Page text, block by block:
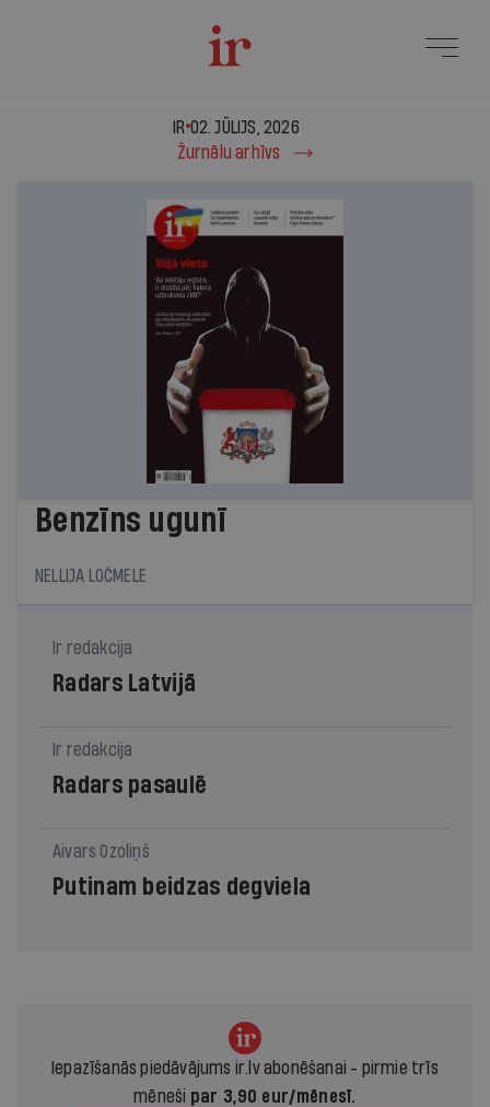
IR - 02. jūlijs, 2026
IR 02. JŪLIJS, 2026
Žurnālu arhīvs
Benzīns ugunī
NELLIJA LOČMELE
Ir redakcija
Radars Latvijā
Ir redakcija
Radars pasaulē
Aivars Ozoliņš
Putinam beidzas degviela
Iepazīšanās piedāvājums ir.lv abonēšanai - pirmie trīs
mēneši par 3,90 eur/mēnesī.